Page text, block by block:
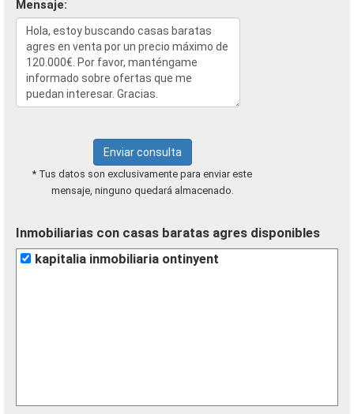
Mensaje:
Enviar consulta
* Tus datos son exclusivamente para enviar este
mensaje, ninguno quedará almacenado.
Inmobiliarias con casas baratas agres disponibles
kapitalia inmobiliaria ontinyent